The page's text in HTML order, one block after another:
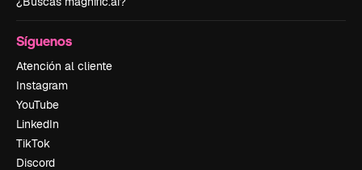
Síguenos
Atención al cliente
Instagram
YouTube
LinkedIn
TikTok
Discord